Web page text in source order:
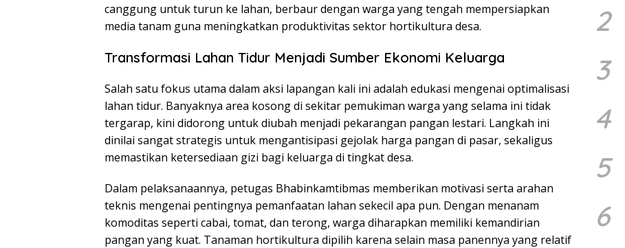
canggung untuk turun ke lahan, berbaur dengan warga yang tengah mempersiapkan
media tanam guna meningkatkan produktivitas sektor hortikultura desa.
Transformasi Lahan Tidur Menjadi Sumber Ekonomi Keluarga
Salah satu fokus utama dalam aksi lapangan kali ini adalah edukasi mengenai optimalisasi
lahan tidur. Banyaknya area kosong di sekitar pemukiman warga yang selama ini tidak
tergarap, kini didorong untuk diubah menjadi pekarangan pangan lestari. Langkah ini
dinilai sangat strategis untuk mengantisipasi gejolak harga pangan di pasar, sekaligus
memastikan ketersediaan gizi bagi keluarga di tingkat desa.
Dalam pelaksanaannya, petugas Bhabinkamtibmas memberikan motivasi serta arahan
teknis mengenai pentingnya pemanfaatan lahan sekecil apa pun. Dengan menanam
komoditas seperti cabai, tomat, dan terong, warga diharapkan memiliki kemandirian
pangan yang kuat. Tanaman hortikultura dipilih karena selain masa panennya yang relatif
2
3
4
5
6